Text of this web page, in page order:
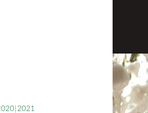
2021